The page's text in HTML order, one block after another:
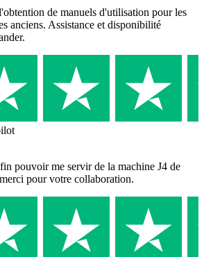
de manuels d'utilisation pour les
anciens. Assistance et disponibilité
pouvoir me servir de la machine J4 de
pour votre collaboration.